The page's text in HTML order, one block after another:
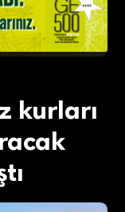
kurları